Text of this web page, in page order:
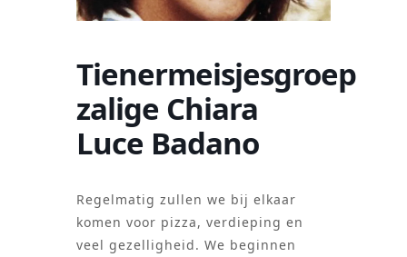
Tienermeisjesgroep
zalige Chiara
Luce Badano
Regelmatig zullen we bij elkaar
komen voor pizza, verdieping en
veel gezelligheid. We beginnen